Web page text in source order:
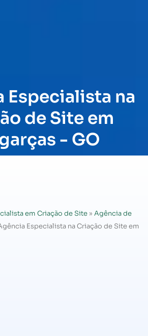
Especialista na
de Site em
- GO
em Criação de Site » Agência de
Especialista na Criação de Site em